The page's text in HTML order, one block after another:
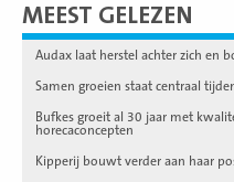
MEEST GELEZEN
Audax laat herstel achter zich en
Samen groeien staat centraal
Bufkes groeit al 30 jaar met
horecaconcepten
Kipperij bouwt verder aan haar